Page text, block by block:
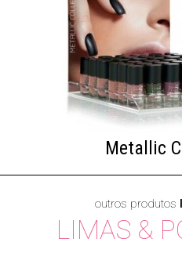
Metallic
outros produtos
LIMAS &